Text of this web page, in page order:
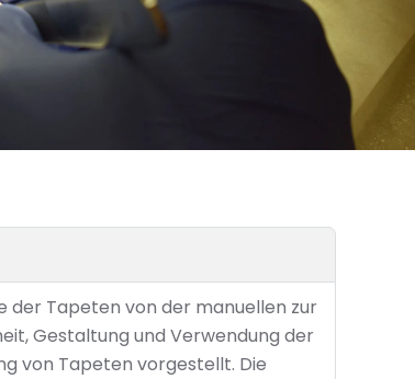
der Tapeten von der manuellen zur
Gestaltung und Verwendung der
von Tapeten vorgestellt. Die